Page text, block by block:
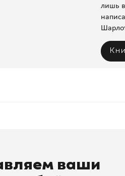
лишь
ваши